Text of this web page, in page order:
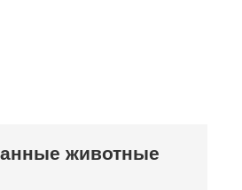
животные